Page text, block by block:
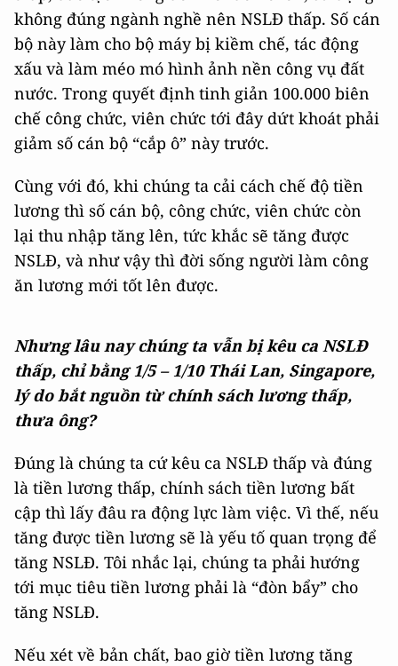
không đúng ngành nghề nên NSLĐ thấp. Số cán
bộ này làm cho bộ máy bị kiềm chế, tác động
xấu và làm méo mó hình ảnh nền công vụ đất
nước. Trong quyết định tinh giản 100.000 biên
chế công chức, viên chức tới đây dứt khoát phải
giảm số cán bộ “cắp ô” này trước.
Cùng với đó, khi chúng ta cải cách chế độ tiền
lương thì số cán bộ, công chức, viên chức còn
lại thu nhập tăng lên, tức khắc sẽ tăng được
NSLĐ, và như vậy thì đời sống người làm công
ăn lương mới tốt lên được.
Nhưng lâu nay chúng ta vẫn bị kêu ca NSLĐ
thấp, chỉ bằng 1/5 – 1/10 Thái Lan, Singapore,
lý do bắt nguồn từ chính sách lương thấp,
thưa ông?
Đúng là chúng ta cứ kêu ca NSLĐ thấp và đúng
là tiền lương thấp, chính sách tiền lương bất
cập thì lấy đâu ra động lực làm việc. Vì thế, nếu
tăng được tiền lương sẽ là yếu tố quan trọng để
tăng NSLĐ. Tôi nhắc lại, chúng ta phải hướng
tới mục tiêu tiền lương phải là “đòn bẩy” cho
tăng NSLĐ.
Nếu xét về bản chất, bao giờ tiền lương tăng